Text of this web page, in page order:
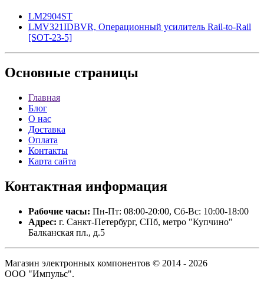
LM2904ST
LMV321IDBVR, Операционный усилитель Rail-to-Rail
[SOT-23-5]
Основные страницы
Главная
Блог
О нас
Доставка
Оплата
Контакты
Карта сайта
Контактная информация
Рабочие часы: Пн-Пт: 08:00-20:00, Сб-Вс: 10:00-18:00
Адрес: г. Санкт-Петербург, СПб, метро "Купчино"
Балканская пл., д.5
Магазин электронных компонентов © 2014 - 2026
ООО "Импульс".